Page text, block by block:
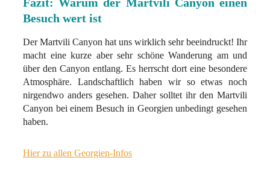
Fazit: Warum der Martvili Canyon einen
Besuch wert ist
Der Martvili Canyon hat uns wirklich sehr beeindruckt! Ihr
macht eine kurze aber sehr schöne Wanderung am und
über den Canyon entlang. Es herrscht dort eine besondere
Atmosphäre. Landschaftlich haben wir so etwas noch
nirgendwo anders gesehen. Daher solltet ihr den Martvili
Canyon bei einem Besuch in Georgien unbedingt gesehen
haben.
Hier zu allen Georgien-Infos